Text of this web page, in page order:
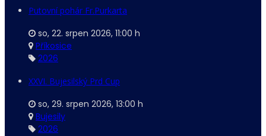
Putovní pohár Fr.Purkarta
so, 22. srpen 2026, 11:00 h
Příkosice
2026
XXVI. Bujesilský Prd Cup
so, 29. srpen 2026, 13:00 h
Bujesily
2026